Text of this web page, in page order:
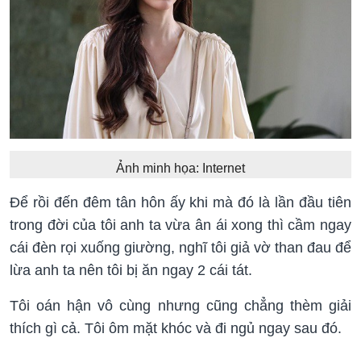
Ảnh minh họa: Internet
Để rồi đến đêm tân hôn ấy khi mà đó là lần đầu tiên
trong đời của tôi anh ta vừa ân ái xong thì cầm ngay
cái đèn rọi xuống giường, nghĩ tôi giả vờ than đau để
lừa anh ta nên tôi bị ăn ngay 2 cái tát.
Tôi oán hận vô cùng nhưng cũng chẳng thèm giải
thích gì cả. Tôi ôm mặt khóc và đi ngủ ngay sau đó.